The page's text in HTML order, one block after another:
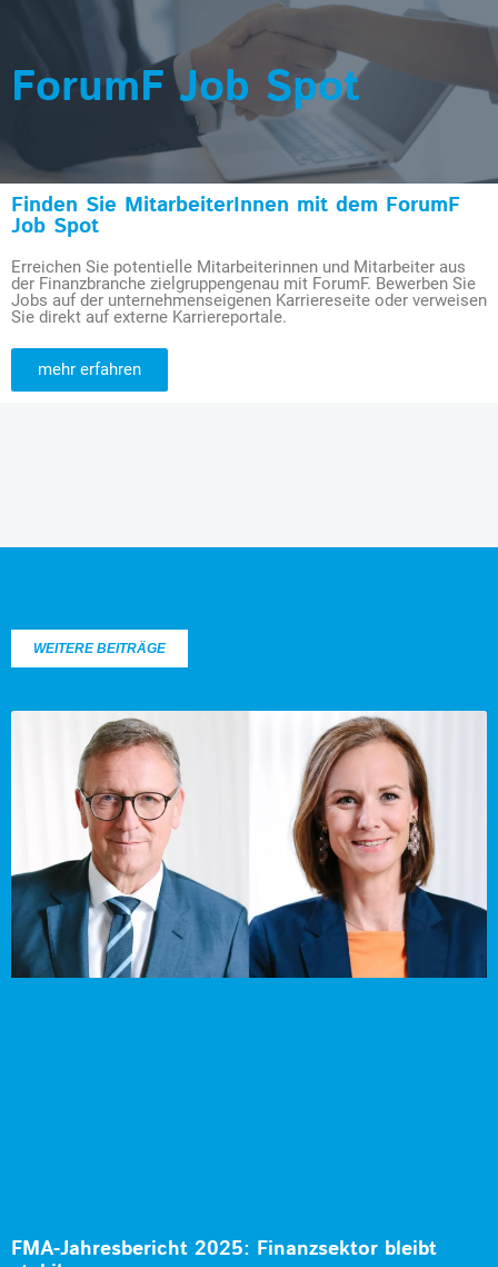
ForumF Job Spot
Finden Sie MitarbeiterInnen mit dem ForumF
Job Spot
Erreichen Sie potentielle Mitarbeiterinnen und Mitarbeiter aus
der Finanzbranche zielgruppengenau mit ForumF. Bewerben Sie
Jobs auf der unternehmenseigenen Karriereseite oder verweisen
Sie direkt auf externe Karriereportale.
mehr erfahren
WEITERE BEITRÄGE
FMA-Jahresbericht 2025: Finanzsektor bleibt